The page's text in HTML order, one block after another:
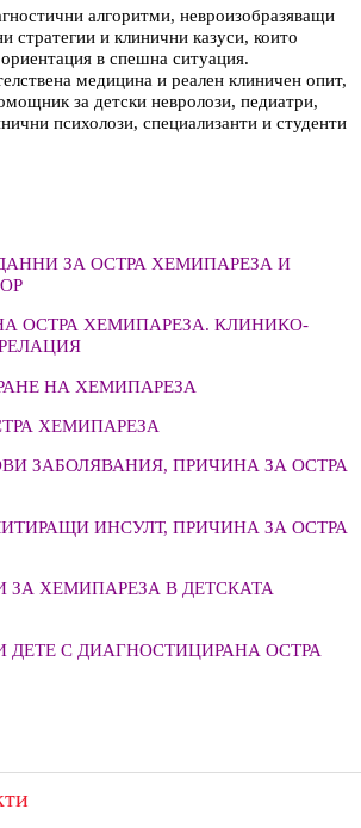
алгоритми, невроизобразяващи
стратегии и клинични казуси, които
в спешна ситуация.
медицина и реален клиничен опит,
за детски невролози, педиатри,
психолози, специализанти и студенти
ЗА ОСТРА ХЕМИПАРЕЗА И
ОСТРА ХЕМИПАРЕЗА. КЛИНИКО-
НА ХЕМИПАРЕЗА
ХЕМИПАРЕЗА
ЗАБОЛЯВАНИЯ, ПРИЧИНА ЗА ОСТРА
ИНСУЛТ, ПРИЧИНА ЗА ОСТРА
ЗА ХЕМИПАРЕЗА В ДЕТСКАТА
ДЕТЕ С ДИАГНОСТИЦИРАНА ОСТРА